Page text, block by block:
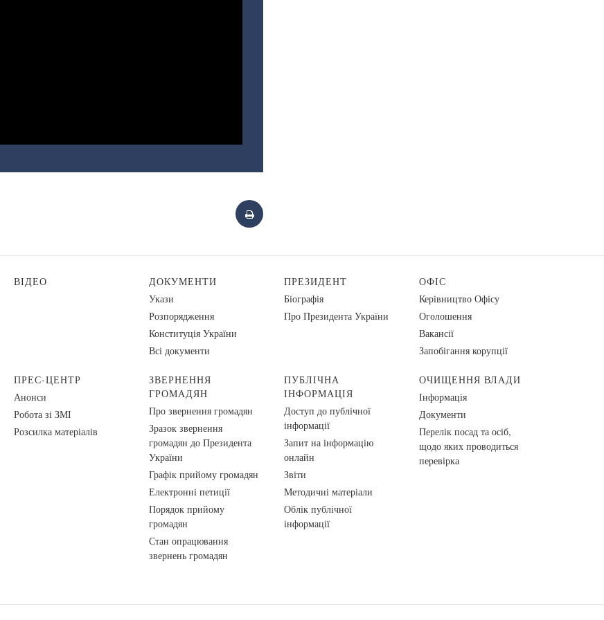
ВІДЕО
ДОКУМЕНТИ
Укази
Розпорядження
Конституція України
Всі документи
ПРЕЗИДЕНТ
Біографія
Про Президента України
ОФІС
Керівництво Офісу
Оголошення
Вакансії
Запобігання корупції
ПРЕС-ЦЕНТР
Анонси
Робота зі ЗМІ
Розсилка матеріалів
ЗВЕРНЕННЯ
ГРОМАДЯН
Про звернення громадян
Зразок звернення
громадян до Президента
України
Графік прийому громадян
Електронні петиції
Порядок прийому
громадян
Стан опрацювання
звернень громадян
ПУБЛІЧНА
ІНФОРМАЦІЯ
Доступ до публічної
інформації
Запит на інформацію
онлайн
Звіти
Методичні матеріали
Облік публічної
інформації
ОЧИЩЕННЯ ВЛАДИ
Інформація
Документи
Перелік посад та осіб,
щодо яких проводиться
перевірка